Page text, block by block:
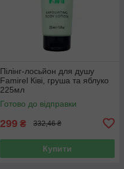
Пілінг-лосьйон для душу
Famirel Ківі, груша та яблуко
225мл
Готово до відправки
299 ₴ 332,46 ₴
Купити